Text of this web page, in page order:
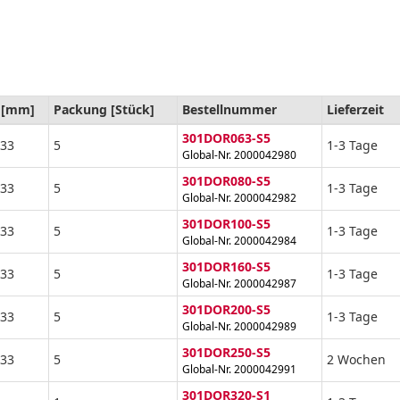
Packung [Stück] Bestellnummer Lieferzeit
5 301DOR063-S5
Global-Nr. 2000042980
1-3 Tage
5 301DOR080-S5
Global-Nr. 2000042982
1-3 Tage
5 301DOR100-S5
Global-Nr. 2000042984
1-3 Tage
5 301DOR160-S5
Global-Nr. 2000042987
1-3 Tage
5 301DOR200-S5
Global-Nr. 2000042989
1-3 Tage
5 301DOR250-S5
Global-Nr. 2000042991
2 Wochen
301DOR320-S1